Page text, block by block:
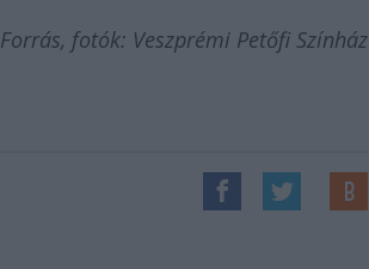
Forrás, fotók: Veszprémi Petőfi Színház